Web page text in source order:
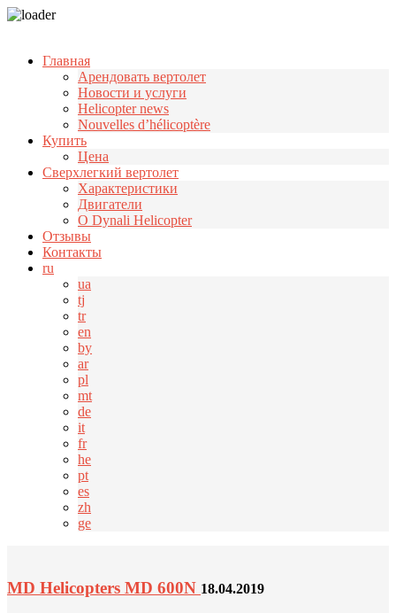
Главная
Арендовать вертолет
Новости и услуги
Helicopter news
Nouvelles d’hélicoptère
Купить
Цена
Cверхлегкий вертолет
Характеристики
Двигатели
О Dynali Helicopter
Отзывы
Контакты
ru
ua
tj
tr
en
by
ar
pl
mt
de
it
fr
he
pt
es
zh
ge
MD Helicopters MD 600N 18.04.2019